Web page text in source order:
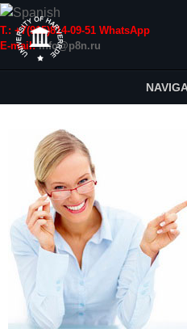
Т.: +7(915)814-09-51 WhatsApp
E-mail:info@p8n.ru